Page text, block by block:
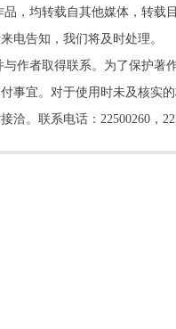
，均转载自其他媒体，转载
电告知，我们将及时处理。
作者取得联系。为了保护著
事宜。对于使用时未及核实
。联系电话：22500260，